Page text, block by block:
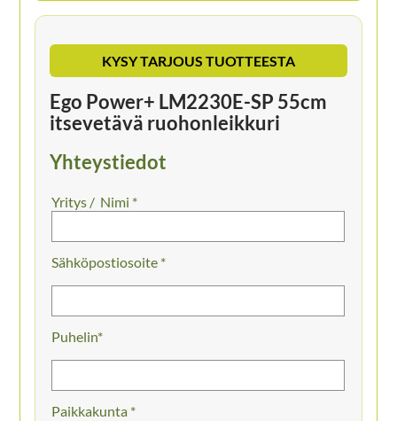
KYSY TARJOUS TUOTTEESTA
Ego Power+ LM2230E-SP 55cm
itsevetävä ruohonleikkuri
Yhteystiedot
Nimi *
Sähköpostiosoite *
Puhelin
Paikkakunta *